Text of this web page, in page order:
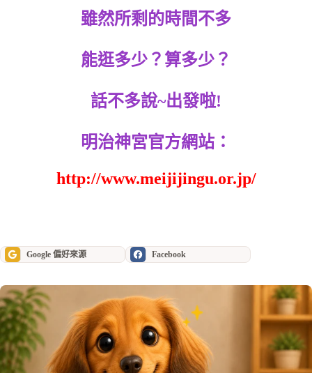
雖然所剩的時間不多
能逛多少？算多少？
話不多說~出發啦!
明治神宮官方網站：
http://www.meijijingu.or.jp/
Google 偏好來源 Facebook